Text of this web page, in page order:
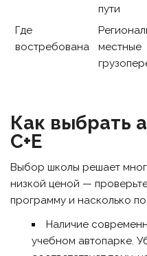
пути
Где
востребована
местные
Как выбрать
C+E
Выбор школы решает
низкой ценой —
программу и насколько
Наличие
учебном автопарке.